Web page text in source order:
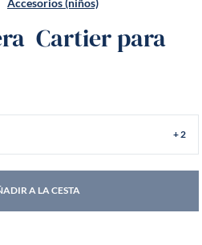
Accesorios (niños)
Cartier para
+ 2
A LA CESTA